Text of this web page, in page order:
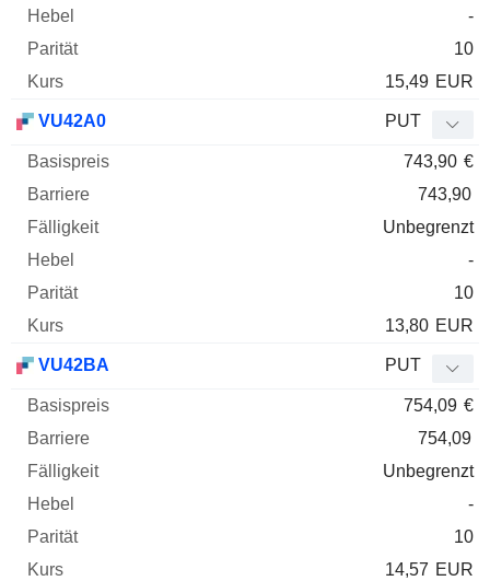
-
10
15,49 EUR
VU42A0 PUT
743,90 €
743,90
Unbegrenzt
-
10
13,80 EUR
VU42BA PUT
754,09 €
754,09
Unbegrenzt
-
10
14,57 EUR